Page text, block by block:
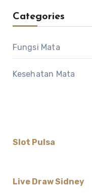
Categories
Fungsi Mata
Kesehatan Mata
Slot Pulsa
Live Draw Sidney